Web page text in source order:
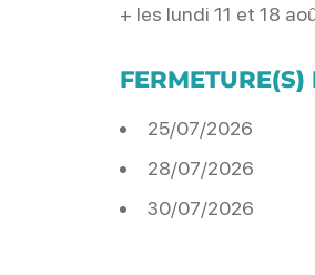
+ les lundi 11 et 18
FERMETURE(S)
25/07/2026
28/07/2026
30/07/2026